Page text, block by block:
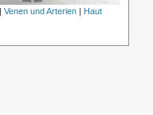
Venen und Arterien| Haut